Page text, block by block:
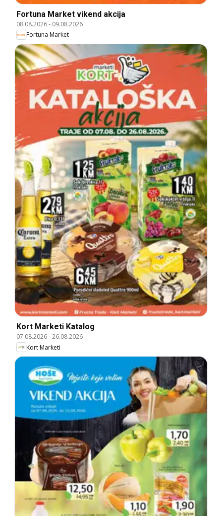
Fortuna Market vikend akcija
08.08.2026- 09.08.2026
Fortuna Market
Kort Marketi Katalog
07.08.2026-26.08.2026
Kort Marketi